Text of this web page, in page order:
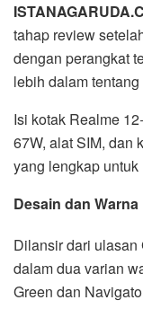
tahap review
dengan perangkat
lebih dalam
Isi kotak Realme
67W, alat SIM, dan
yang lengkap
Desain dan Warna
Dilansir dari ulasan
dalam dua varian
Green dan